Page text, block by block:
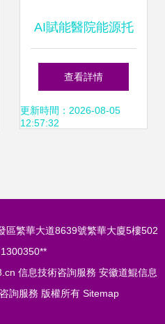
AI賦能醫院能源托
管 時鏈科技解鎖零
碳語境下的后勤提
查看詳情
更新時間：2026-08-05
12:57:32
區繁華大道8639號繁華大廈5樓502
信息技術咨詢服務 安徽道鯤信息
詢服務 版權所有 Sitemap